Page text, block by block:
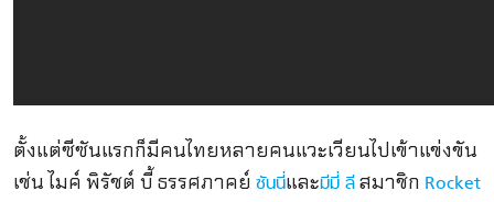
ตั้งแต่ซีซันแรกก็มีคนไทยหลายคนแวะเวียนไปเข้าแข่งขัน
เช่น ไมค์ พิรัชต์ บี้ ธรรศภาคย์ ซันนี่และมีมี่ ลีสมาชิก Rocket